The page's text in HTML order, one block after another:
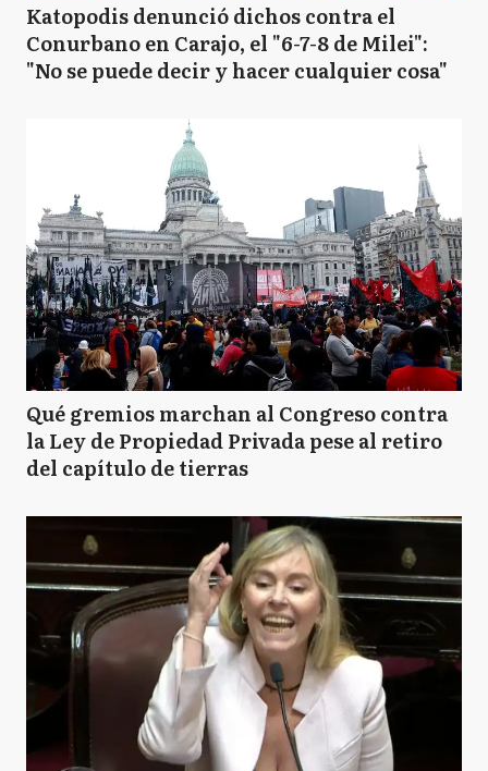
Katopodis denunció dichos contra el
Conurbano en Carajo, el "6-7-8 de Milei":
"No se puede decir y hacer cualquier cosa"
Qué gremios marchan al Congreso contra
la Ley de Propiedad Privada pese al retiro
del capítulo de tierras